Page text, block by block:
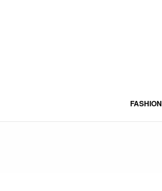
FASHION